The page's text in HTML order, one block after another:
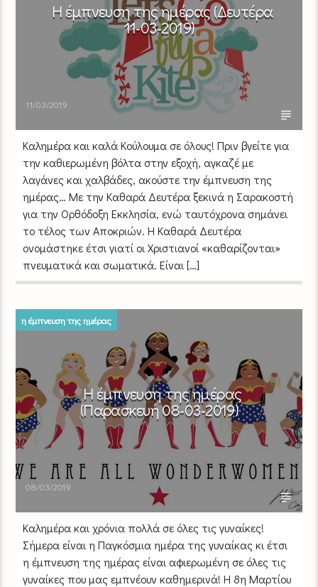
Η έμπνευση της ημέρας (Δευτέρα
11-03-2019)
11/03/2019
Καλημέρα και καλά Κούλουμα σε όλους! Πριν βγείτε για
την καθιερωμένη βόλτα στην εξοχή, αγκαζέ με
λαγάνες και χαλβάδες, ακούστε την έμπνευση της
ημέρας… Με την Καθαρά Δευτέρα ξεκινά η Σαρακοστή
για την Ορθόδοξη Εκκλησία, ενώ ταυτόχρονα σημάνει
το τέλος των Αποκριών. Η Καθαρά Δευτέρα
ονομάστηκε έτσι γιατί οι Χριστιανοί «καθαρίζονται»
πνευματικά και σωματικά. Είναι […]
η έμπνευση της ημέρας
Η έμπνευση της ημέρας
(Παρασκευή 08-03-2019)
08/03/2019
Καλημέρα και χρόνια πολλά σε όλες τις γυναίκες!
Σήμερα είναι η Παγκόσμια ημέρα της γυναίκας κι έτσι
η έμπνευση της ημέρας είναι αφιερωμένη σε όλες τις
γυναίκες που μας εμπνέουν καθημερινά! Η 8η Μαρτίου